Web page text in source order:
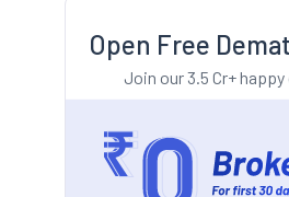
Open Free
Join our 3.5 Cr+